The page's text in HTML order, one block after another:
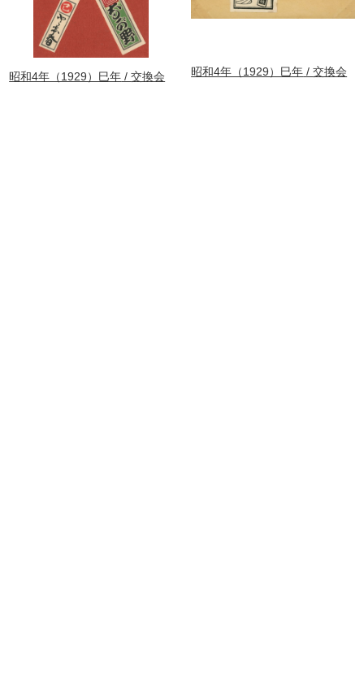
昭和4年（1929）巳年 交換会 昭和4年（1929）巳年 交換会